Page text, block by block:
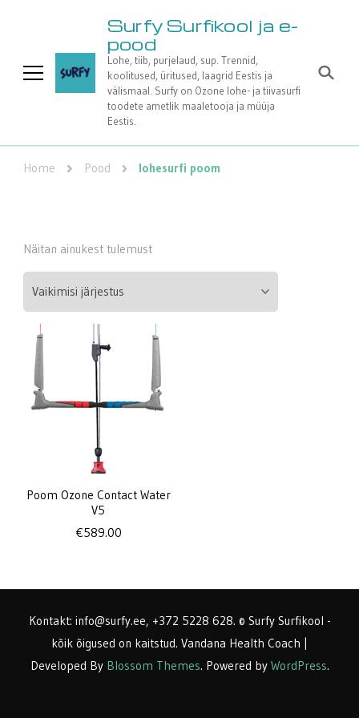
Surfy Surfikool ja e-
pood
Lohe, tiib, purjelaud, sup. Trennid,
koolitused, üritused, laagrid Eestis ja
välismaal. Surfy on Ozone lohe- ja tiivasurfi
toodete ametlik maaletooja ja müüja
Eestis.
Home Pood lohesurfi poom
Näitan ainukest tulemust
Poom Ozone Contact Water
V5
€589.00
Kontakt: info@surfy.ee, +372 5228 628. © Surfy Surfikool -
kõik õigused on kaitstud. Vandana Health Coach |
Developed By Blossom Themes. Powered by WordPress.